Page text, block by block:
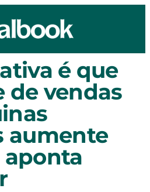
é que
de vendas
aumente
aponta